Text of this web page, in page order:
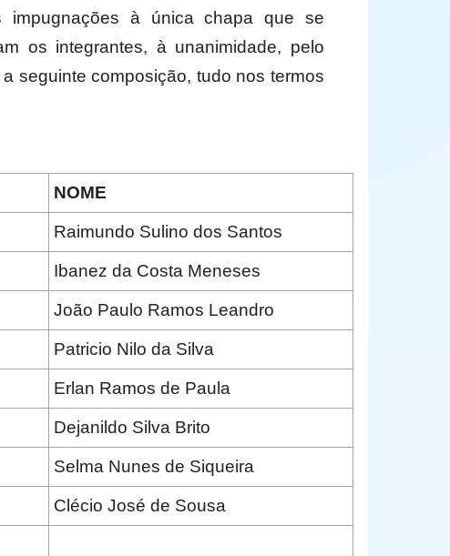
impugnações à única chapa que se
os integrantes, à unanimidade, pelo
seguinte composição, tudo nos termos
NOME
Raimundo Sulino dos Santos
Ibanez da Costa Meneses
João Paulo Ramos Leandro
Patricio Nilo da Silva
Erlan Ramos de Paula
Dejanildo Silva Brito
Selma Nunes de Siqueira
Clécio José de Sousa